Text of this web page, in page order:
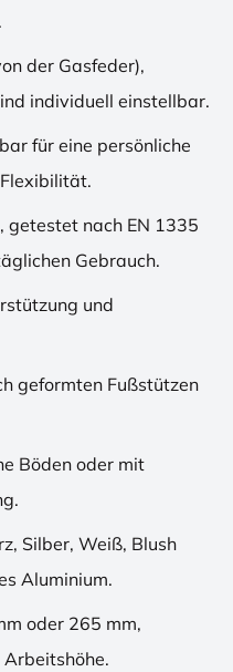
der Gasfeder),
individuell einstellbar.
für eine persönliche
getestet nach EN 1335
Gebrauch.
und
geformten Fußstützen
Böden oder mit
Silber, Weiß, Blush
Aluminium.
oder 265 mm,